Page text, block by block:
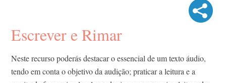
Escrever e Rimar
Neste recurso poderás destacar o essencial de um texto áudio,
tendo em conta o objetivo da audição; praticar a leitura e a